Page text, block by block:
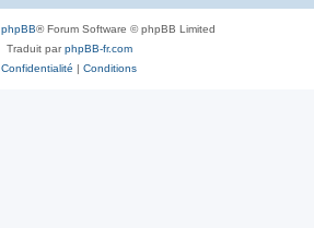
phpBB® Forum Software © phpBB Limited
Traduit parphpBB-fr.com
Confidentialité | Conditions